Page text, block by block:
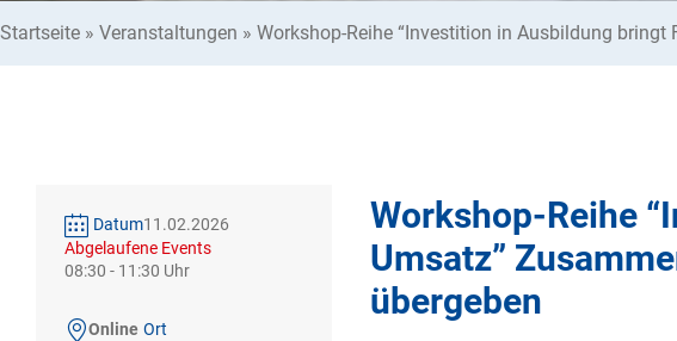
Startseite » Veranstaltungen » Workshop-Reihe “Investition in Ausbildung
Datum11.02.2026
Abgelaufene Events
08:30 - 11:30
Ort
Online
Workshop-Reihe
Umsatz”
übergeben